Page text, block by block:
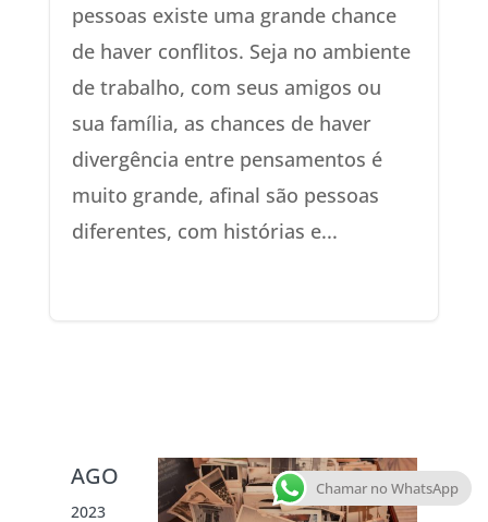
pessoas existe uma grande chance
de haver conflitos. Seja no ambiente
de trabalho, com seus amigos ou
sua família, as chances de haver
divergência entre pensamentos é
muito grande, afinal são pessoas
diferentes, com histórias e...
AGO
2023
Chamar no WhatsApp